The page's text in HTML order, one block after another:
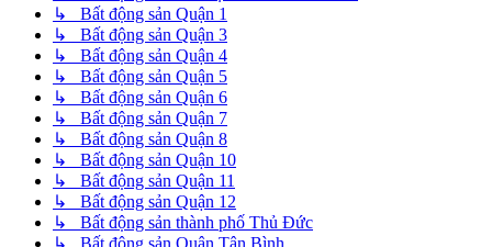
↳ Bất động sản Quận 1
↳ Bất động sản Quận 3
↳ Bất động sản Quận 4
↳ Bất động sản Quận 5
↳ Bất động sản Quận 6
↳ Bất động sản Quận 7
↳ Bất động sản Quận 8
↳ Bất động sản Quận 10
↳ Bất động sản Quận 11
↳ Bất động sản Quận 12
↳ Bất động sản thành phố Thủ Đức
↳ Bất động sản Quận Tân Bình